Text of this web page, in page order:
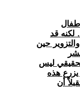
قد
حين
ليس
هذه
أن